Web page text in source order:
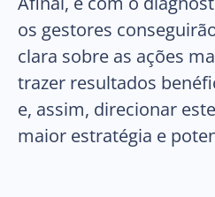
os gestores
clara sobre as ações
trazer resultados
e, assim, direcionar
maior estratégia e